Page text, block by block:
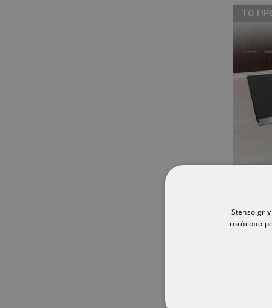
ТΟ
Stenso.gr
ιστότοπό